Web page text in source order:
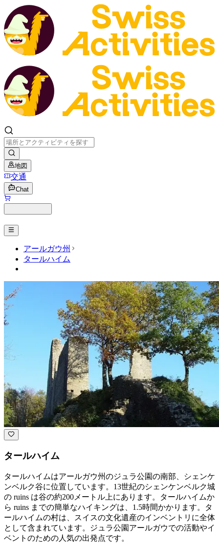
地図
交通
Chat
アールガウ州
タールハイム
タールハイム
タールハイムはアールガウ州のジュラ公園の南部、シェンケ
ンベルク谷に位置しています。13世紀のシェンケンベルク城
の ruins は谷の約200メートル上にあります。タールハイムか
ら ruins までの簡単なハイキングは、1.5時間かかります。タ
ールハイムの村は、スイスの文化遺産のインベントリに全体
として含まれています。ジュラ公園アールガウでの活動やイ
ベントのための人気の出発点です。